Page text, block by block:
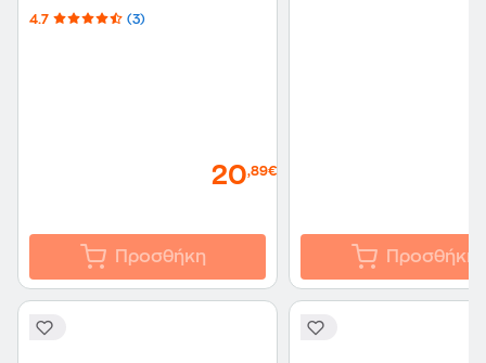
4.7 (3)
20,89€
Προσθήκη Προσθήκη